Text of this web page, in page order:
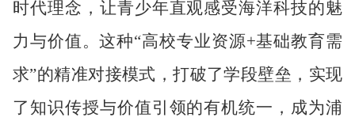
时代理念，让青少年直观感受海洋科技的魅
力与价值。这种“高校专业资源+基础教育需
求”的精准对接模式，打破了学段壁垒，实现
了知识传授与价值引领的有机统一，成为浦